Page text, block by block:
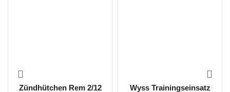
Zündhütchen Rem 2/12 Wyss Trainingseinsatz